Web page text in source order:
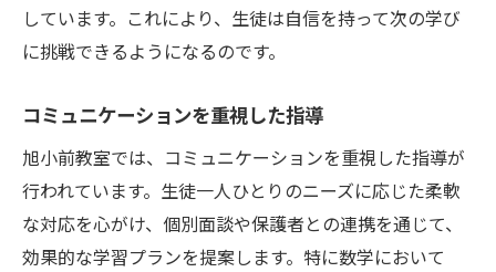
しています。これにより、生徒は自信を持って次の学び
に挑戦できるようになるのです。
コミュニケーションを重視した指導
旭小前教室では、コミュニケーションを重視した指導が
行われています。生徒一人ひとりのニーズに応じた柔軟
な対応を心がけ、個別面談や保護者との連携を通じて、
効果的な学習プランを提案します。特に数学において